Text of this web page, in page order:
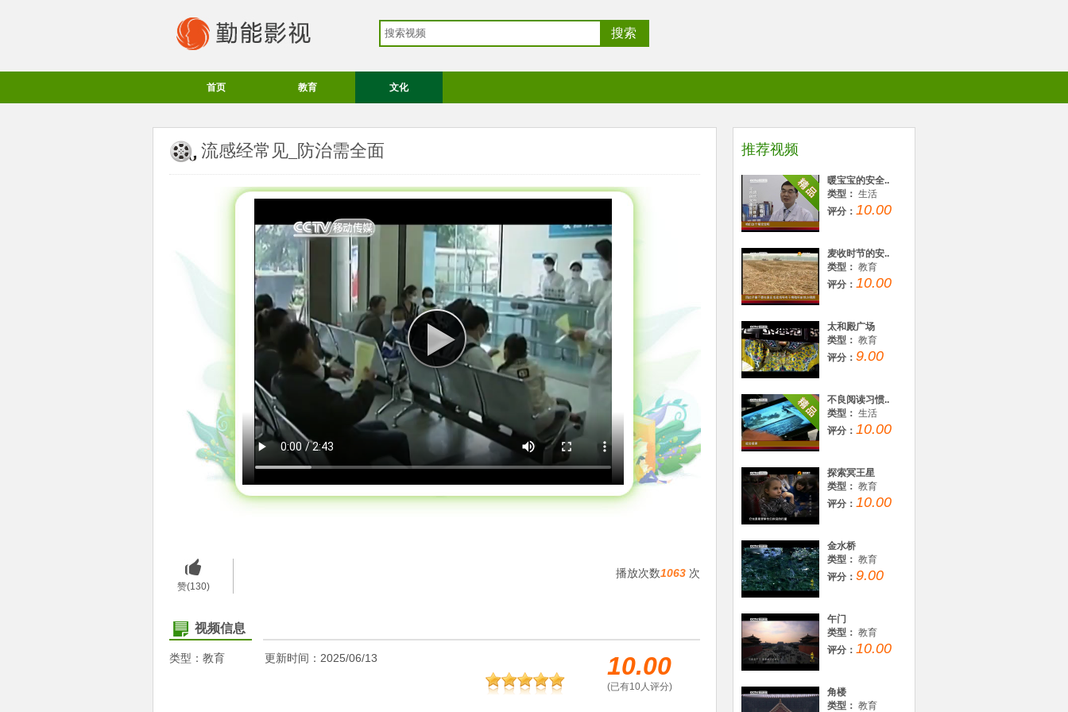
首页 教育 文化
流感经常见_防治需全面
赞(130)
播放次数1063 次
视频信息
类型：教育 更新时间：2025/06/13 10.00
(已有10人评分)
推荐视频
暖宝宝的安全..
类型： 生活
评分： 10.00
麦收时节的安..
类型： 教育
评分： 10.00
太和殿广场
类型： 教育
评分： 9.00
不良阅读习惯..
类型： 生活
评分： 10.00
探索冥王星
类型： 教育
评分： 10.00
金水桥
类型： 教育
评分： 9.00
午门
类型： 教育
评分： 10.00
角楼
类型： 教育